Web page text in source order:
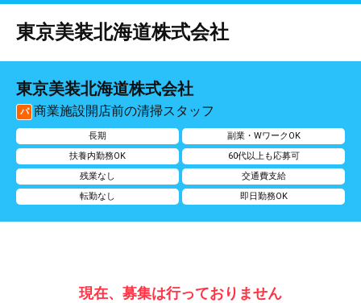
東京美装北海道株式会社
東京美装北海道株式会社
パ 商業施設開店前の清掃スタッフ
長期
副業・WワークOK
扶養内勤務OK
60代以上も応募可
残業なし
交通費支給
転勤なし
即日勤務OK
現在、募集は行っておりません